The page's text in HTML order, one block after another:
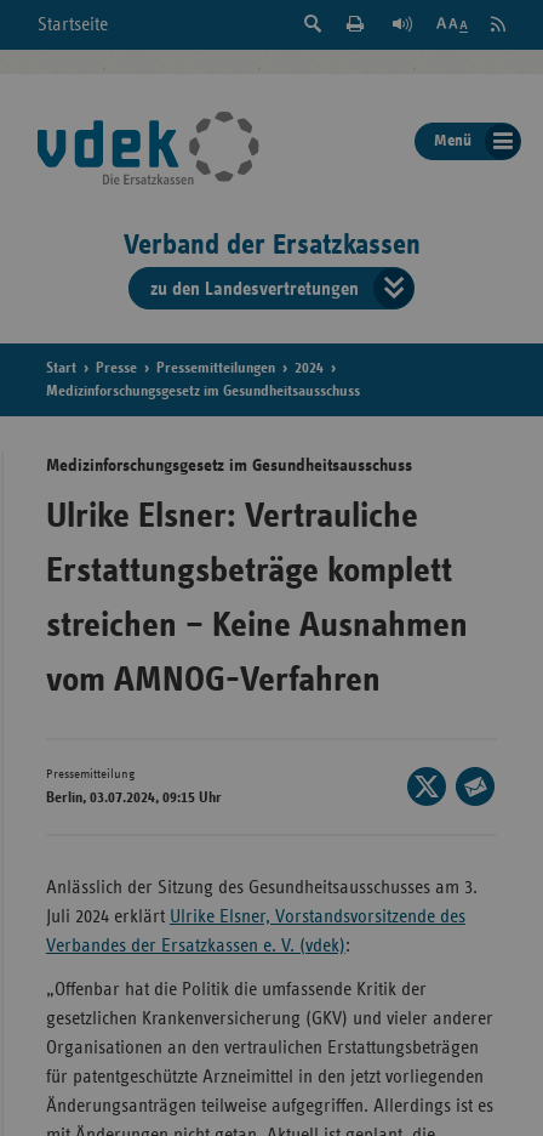
Startseite
Suche
der
Seite
Feed
Menü
Verband der Ersatzkassen
zu den Landesvertretungen
der
Hessen
Start Presse Pressemitteilungen
2024
Medizinforschungsgesetz im Gesundheitsausschuss
Medizinforschungsgesetz im Gesundheitsausschuss
Ulrike Elsner: Vertrauliche
Erstattungsbeträge komplett
streichen – Keine Ausnahmen
vom AMNOG-Verfahren
Pressemitteilung
Berlin, 03.07.2024, 09:15 Uhr
Seite
auf
Anlässlich der Sitzung des Gesundheitsausschusses am 3.
Juli 2024 erklärt Ulrike Elsner, Vorstandsvorsitzende des
Verbandes der Ersatzkassen e. V. (vdek):
„Offenbar hat die Politik die umfassende Kritik der
gesetzlichen Krankenversicherung (GKV) und vieler anderer
Organisationen an den vertraulichen Erstattungsbeträgen
für patentgeschützte Arzneimittel in den jetzt vorliegenden
Änderungsanträgen teilweise aufgegriffen. Allerdings ist es